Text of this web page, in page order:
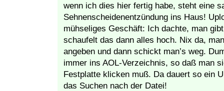
wenn ich dies hier fertig habe, steht eine
Sehnenscheidenentzündung ins Haus!
mühseliges Geschäft: Ich dachte, man
schaufelt das dann alles hoch. Nix da,
angeben und dann schickt man’s weg.
immer ins AOL-Verzeichnis, so daß man
Festplatte klicken muß. Da dauert so ein
das Suchen nach der Datei!